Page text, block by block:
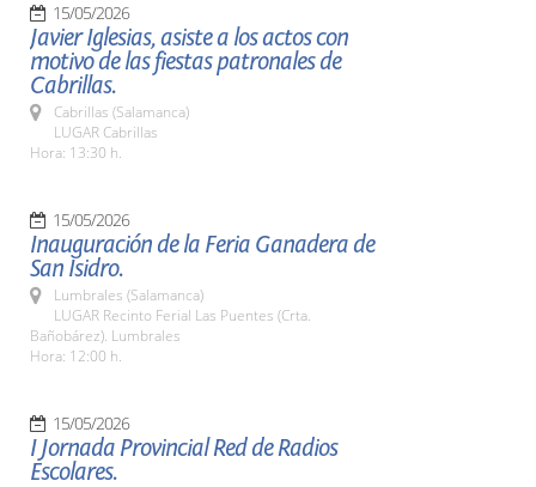
15/05/2026
Javier Iglesias, asiste a los actos con
motivo de las fiestas patronales de
Cabrillas.
Cabrillas (Salamanca)
LUGAR Cabrillas
Hora: 13:30 h.
15/05/2026
Inauguración de la Feria Ganadera de
San Isidro.
Lumbrales (Salamanca)
LUGAR Recinto Ferial Las Puentes (Crta.
Bañobárez). Lumbrales
Hora: 12:00 h.
15/05/2026
I Jornada Provincial Red de Radios
Escolares.